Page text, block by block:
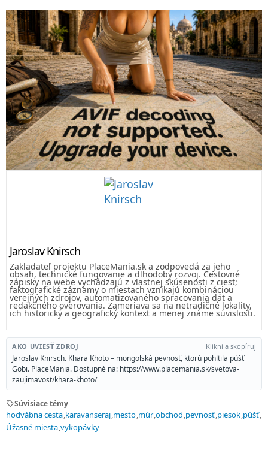
Jaroslav Knirsch
Zakladateľ projektu PlaceMania.sk a zodpovedá za jeho
obsah, technické fungovanie a dlhodobý rozvoj. Cestovné
zápisky na webe vychádzajú z vlastnej skúsenosti z ciest;
faktografické záznamy o miestach vznikajú kombináciou
verejných zdrojov, automatizovaného spracovania dát a
redakčného overovania. Zameriava sa na netradičné lokality,
ich historický a geografický kontext a menej známe súvislosti.
AKO UVIESŤ ZDROJ Klikni a skopíruj
Jaroslav Knirsch. Khara Khoto – mongolská pevnosť, ktorú pohltila púšť
Gobi. PlaceMania. Dostupné na: https://www.placemania.sk/svetova-
zaujimavost/khara-khoto/
sellSúvisiace témy
hodvábna cesta karavanseraj mesto múr obchod pevnosť piesok púšť
Úžasné miesta vykopávky